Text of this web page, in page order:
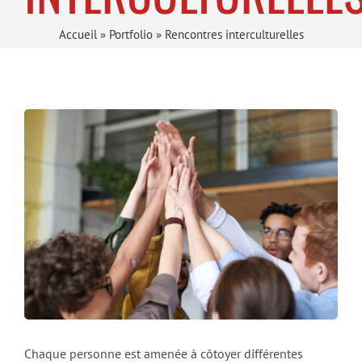
Accueil » Portfolio» Rencontres interculturelles
Chaque personne est amenée à côtoyer différentes